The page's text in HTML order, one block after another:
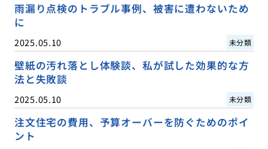
雨漏り点検のトラブル事例、被害に遭わないため
に
2025.05.10 未分類
壁紙の汚れ落とし体験談、私が試した効果的な方
法と失敗談
2025.05.10 未分類
注文住宅の費用、予算オーバーを防ぐためのポイ
ント